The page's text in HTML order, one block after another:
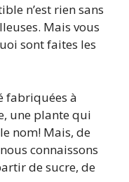
n’est rien sans
Mais vous
sont faites les
fabriquées à
une plante qui
nom! Mais, de
connaissons
de sucre, de